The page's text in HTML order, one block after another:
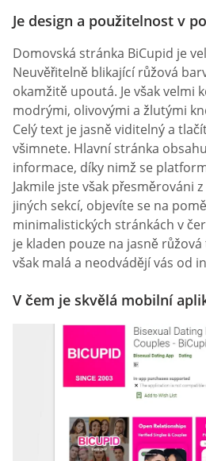
Je design a použitelnost v
Domovská stránka BiCupid je
Neuvěřitelně blikající růžová
okamžitě upoutá. Je však velmi
modrými, olivovými a žlutými
Celý text je jasně viditelný a
všimnete. Hlavní stránka
informace, díky nimž se
Jakmile jste však přesměrováni
jiných sekcí, objevíte se na
minimalistických stránkách v
je kladen pouze na jasně
však malá a neodvádějí vás od
V čem je skvělá mobilní